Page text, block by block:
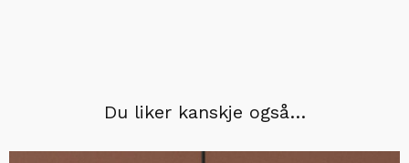
Du liker kanskje også…